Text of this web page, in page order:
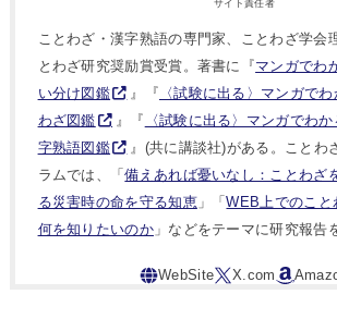
サイト責任者
ことわざ・漢字熟語の専門家、ことわざ学会
とわざ研究奨励賞受賞。著書に『マンガでわ
い分け図鑑
』『 〈試験に出る〉マンガで
わざ図鑑
』『
〈試験に出る〉マンガでわ
字熟語図鑑
』(共に講談社)がある。ことわ
ラムでは、「備えあれば憂いなし：ことわざ
る災害時の命を守る知恵」「WEB上でのこと
何を知りたいのか」などをテーマに研究報告